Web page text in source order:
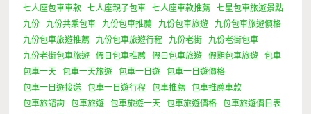
七人座包車車款
七人座親子包車 七人座車款推薦
七星包車旅遊景點
九份
九份共乘包車 九份包車推薦 九份包車旅遊
九份包車旅遊價格
九份包車旅遊推薦
九份包車旅遊行程 九份老街
九份老街包車
九份老街包車旅遊
假日包車推薦 假日包車旅遊 假期包車旅遊
包車
包車一天
包車一天旅遊 包車一日遊
包車一日遊價格
包車一日遊接送
包車一日遊行程 包車推薦
包車推薦車款
包車旅諮詢
包車旅遊 包車旅遊一天 包車旅遊價格
包車旅遊價目表